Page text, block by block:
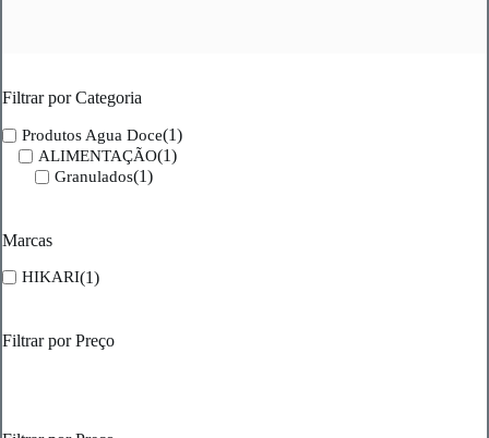
Filtrar por Categoria
Produtos Agua Doce(1)
ALIMENTAÇÃO(1)
Granulados(1)
Marcas
HIKARI(1)
Filtrar por Preço